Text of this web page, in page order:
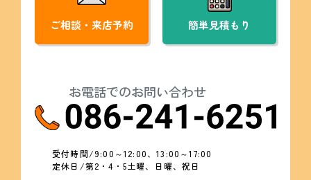
ご相談・来店予約 簡単見積もり
お電話でのお問い合わせ
受付時間/9:00～12:00、13:00～17:00
定休日/第2・4・5土曜、日曜、祝日